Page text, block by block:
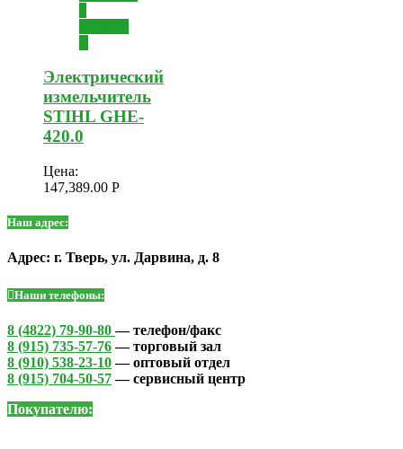
Электрический
измельчитель
STIHL GHE-
420.0
Цена:
147,389.00 Р
Наш адрес:
Адрес: г. Тверь, ул. Дарвина, д. 8
Наши телефоны:
8 (4822) 79-90-80— телефон/факс
8 (915) 735-57-76— торговый зал
8 (910) 538-23-10— оптовый отдел
8 (915) 704-50-57— сервисный центр
Покупателю: